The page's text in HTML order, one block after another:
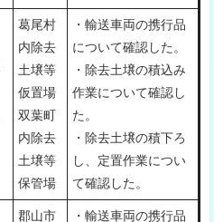
葛尾村
内除去
土壌等
仮置場
双葉町
内除去
土壌等
保管場
・輸送車両の携行品
について確認した。
・除去土壌の積込み
作業について確認し
た。
・除去土壌の積下ろ
し、定置作業につい
て確認した。
郡山市
・輸送車両の携行品